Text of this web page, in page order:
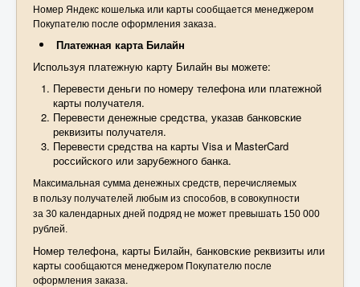
Номер Яндекс кошелька или карты сообщается менеджером
Покупателю после оформления заказа.
Платежная карта Билайн
Используя платежную карту Билайн вы можете:
Перевести деньги по номеру телефона или платежной
карты получателя.
Перевести денежные средства, указав банковские
реквизиты получателя.
Перевести средства на карты Visa и MasterCard
российского или зарубежного банка.
Максимальная сумма денежных средств, перечисляемых
в пользу получателей любым из способов, в совокупности
за 30 календарных дней подряд не может превышать 150 000
рублей.
Номер телефона, карты Билайн, банковские реквизиты или
карты сообщаются менеджером Покупателю после
оформления заказа.